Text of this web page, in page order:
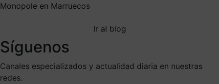
Monopole en Marruecos
Ir al blog
Síguenos
Canales especializados y actualidad diaria en nuestras
redes.